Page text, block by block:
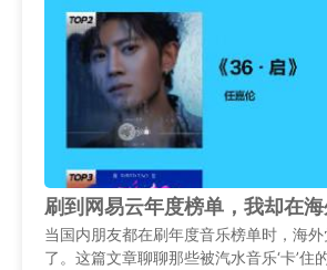
刷到网易云年度榜单，我却在
当国内朋友都在刷年度音乐榜单时，海
了。这篇文章聊聊那些被汽水音乐‘卡’住